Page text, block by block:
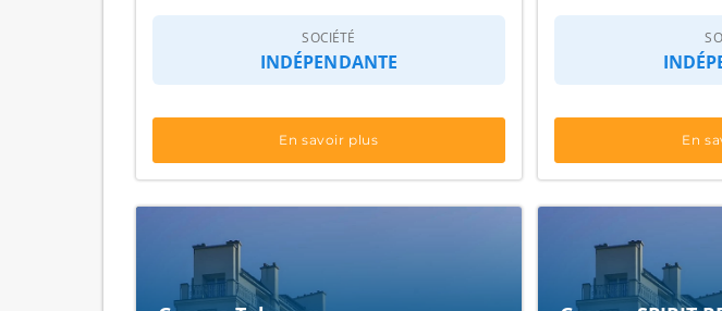
SOCIÉTÉ
INDÉPENDANTE
En savoir plus En